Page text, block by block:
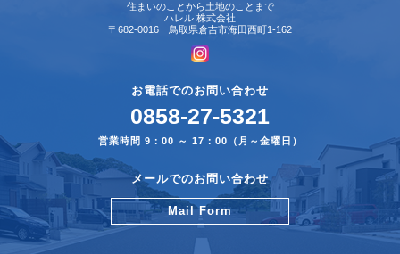
住まいのことから土地のことまで
ハレル 株式会社
〒682-0016 鳥取県倉吉市海田西町1-162
お電話でのお問い合わせ
0858-27-5321
営業時間 9：00 ～ 17：00（月～金曜日）
メールでのお問い合わせ
Mail Form